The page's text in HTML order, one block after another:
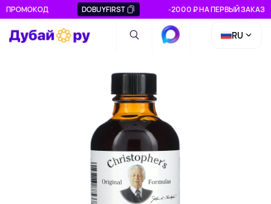
ПРОМОКОД DOBUYFIRST -2000 ₽ НА ПЕРВЫЙ ЗАКАЗ
RU